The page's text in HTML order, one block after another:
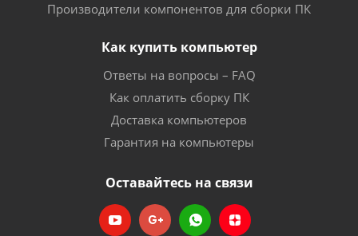
Производители компонентов для сборки ПК
Как купить компьютер
Ответы на вопросы – FAQ
Как оплатить сборку ПК
Доставка компьютеров
Гарантия на компьютеры
Оставайтесь на связи